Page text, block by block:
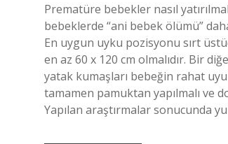
Prematüre bebekler nasıl
bebeklerde “ani bebek ölümü”
En uygun uyku pozisyonu sırt
en az 60 x 120 cm olmalıdır. Bir
yatak kumaşları bebeğin rahat
tamamen pamuktan yapılmalı ve
Yapılan araştırmalar sonucunda